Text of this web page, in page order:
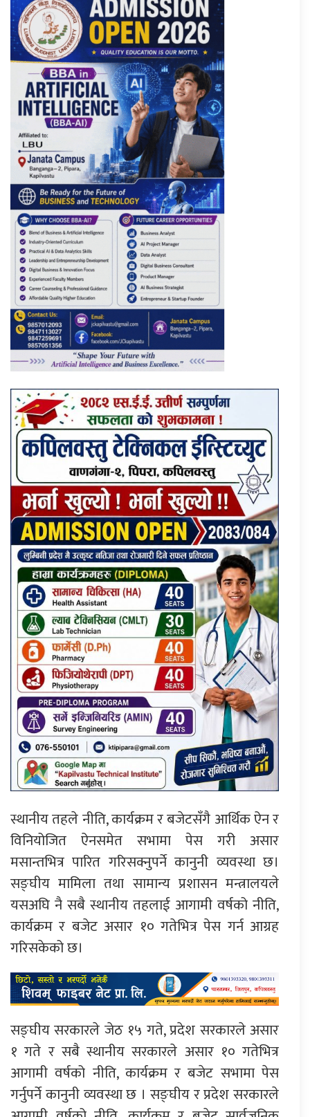
स्थानीय तहले नीति, कार्यक्रम र बजेटसँगै आर्थिक ऐन र
विनियोजित ऐनसमेत सभामा पेस गरी असार
मसान्तभित्र पारित गरिसक्नुपर्ने कानुनी व्यवस्था छ।
सङ्घीय मामिला तथा सामान्य प्रशासन मन्त्रालयले
यसअघि नै सबै स्थानीय तहलाई आगामी वर्षको नीति,
कार्यक्रम र बजेट असार १० गतेभित्र पेस गर्न आग्रह
गरिसकेको छ।
सङ्घीय सरकारले जेठ १५ गते, प्रदेश सरकारले असार
१ गते र सबै स्थानीय सरकारले असार १० गतेभित्र
आगामी वर्षको नीति, कार्यक्रम र बजेट सभामा पेस
गर्नुपर्ने कानुनी व्यवस्था छ । सङ्घीय र प्रदेश सरकारले